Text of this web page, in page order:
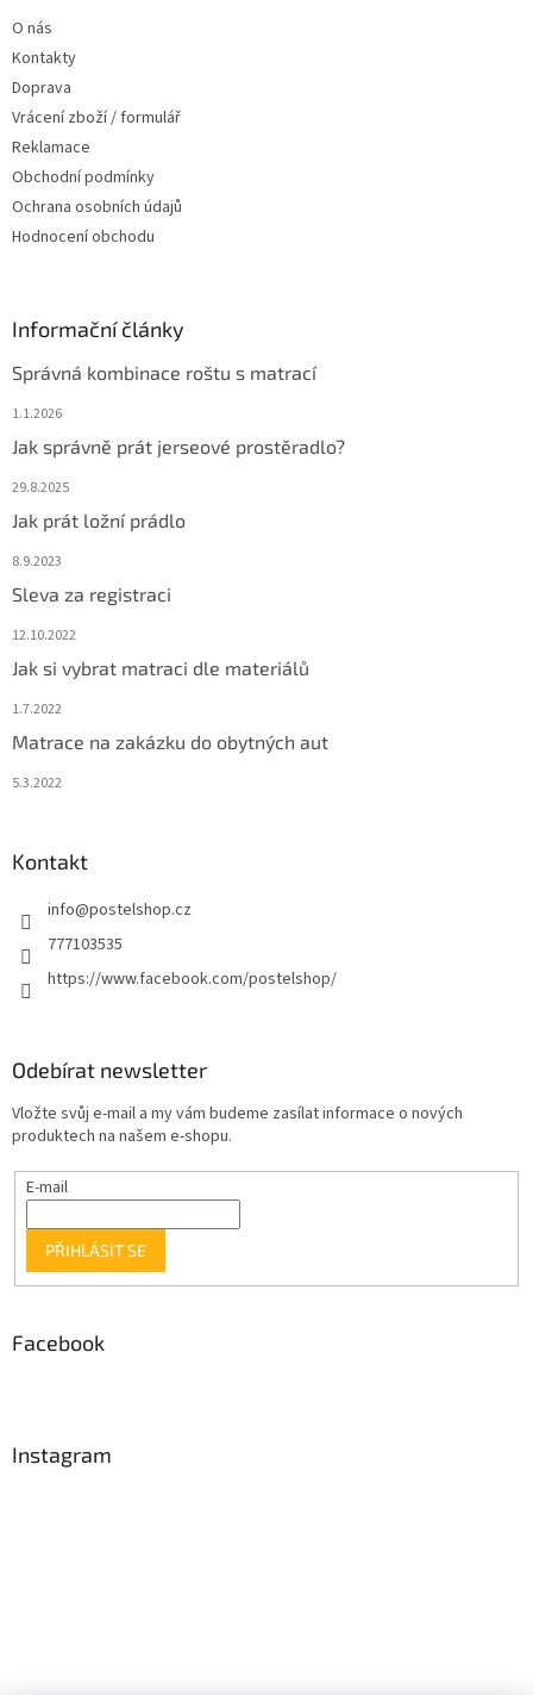
O nás
Kontakty
Doprava
Vrácení zboží / formulář
Reklamace
Obchodní podmínky
Ochrana osobních údajů
Hodnocení obchodu
Informační články
Správná kombinace roštu s matrací
1.1.2026
Jak správně prát jerseové prostěradlo?
29.8.2025
Jak prát ložní prádlo
8.9.2023
Sleva za registraci
12.10.2022
Jak si vybrat matraci dle materiálů
1.7.2022
Matrace na zakázku do obytných aut
5.3.2022
Kontakt
info@postelshop.cz
777103535
https://www.facebook.com/postelshop/
Odebírat newsletter
Vložte svůj e-mail a my vám budeme zasílat informace o nových
produktech na našem e-shopu.
E-mail
PŘIHLÁSIT SE
Facebook
Instagram